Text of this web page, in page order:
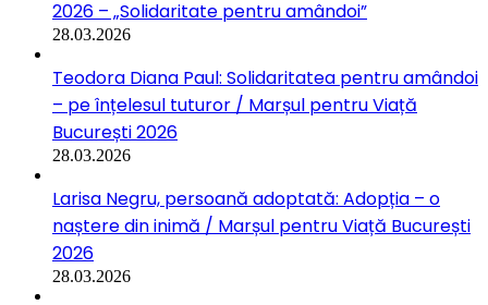
2026 – „Solidaritate pentru amândoi”
28.03.2026
Teodora Diana Paul: Solidaritatea pentru amândoi
– pe înțelesul tuturor / Marșul pentru Viață
București 2026
28.03.2026
Larisa Negru, persoană adoptată: Adopția – o
naștere din inimă / Marșul pentru Viață București
2026
28.03.2026